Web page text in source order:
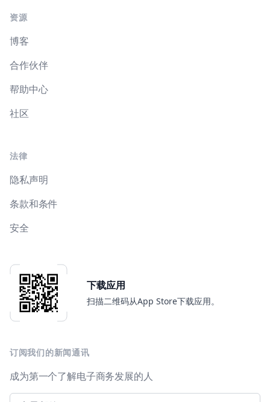
资源
博客
合作伙伴
帮助中心
社区
法律
隐私声明
条款和条件
安全
下载应用
扫描二维码从App Store下载应用。
订阅我们的新闻通讯
成为第一个了解电子商务发展的人